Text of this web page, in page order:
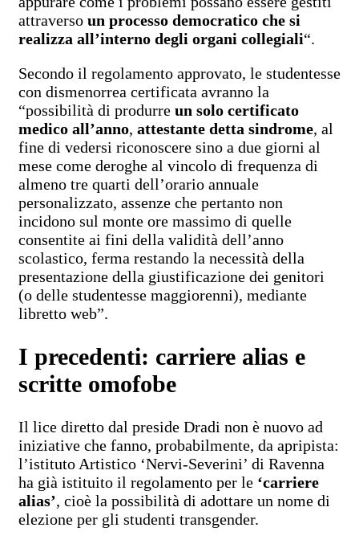
attraverso un processo democratico che si
realizza all’interno degli organi collegiali“.
Secondo il regolamento approvato, le studentesse
con dismenorrea certificata avranno la
“possibilità di produrre un solo certificato
medico all’anno, attestante detta sindrome, al
fine di vedersi riconoscere sino a due giorni al
mese come deroghe al vincolo di frequenza di
almeno tre quarti dell’orario annuale
personalizzato, assenze che pertanto non
incidono sul monte ore massimo di quelle
consentite ai fini della validità dell’anno
scolastico, ferma restando la necessità della
presentazione della giustificazione dei genitori
(o delle studentesse maggiorenni), mediante
libretto web”.
I precedenti: carriere alias e
scritte omofobe
Il lice diretto dal preside Dradi non è nuovo ad
iniziative che fanno, probabilmente, da apripista:
l’istituto Artistico ‘Nervi-Severini’ di Ravenna
ha già istituito il regolamento per le ‘carriere
alias’, cioè la possibilità di adottare un nome di
elezione per gli studenti transgender.